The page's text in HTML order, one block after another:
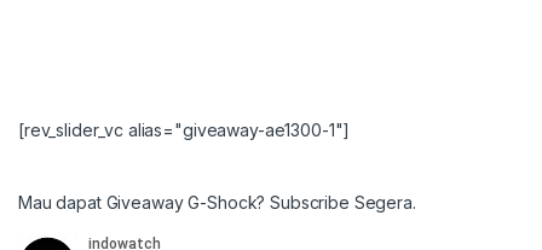
[rev_slider_vc alias="giveaway-ae1300-1"]
Mau dapat Giveaway G-Shock? Subscribe Segera.